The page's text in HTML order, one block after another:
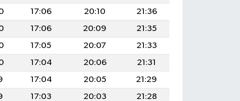
17:06 20:10
21:36
17:06 20:09
21:35
17:05 20:07
21:33
17:04 20:06
21:31
17:04 20:05
21:29
17:03 20:03
21:28